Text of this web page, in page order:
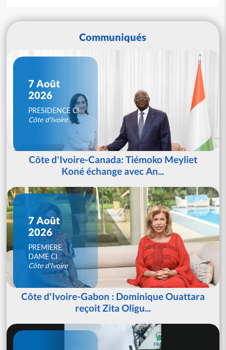
Communiqués
7 Août
2026
PRESIDENCE CI
Côte d'Ivoire
Côte d'Ivoire-Canada: Tiémoko Meyliet
Koné échange avec An...
7 Août
2026
PREMIERE
DAME CI
Côte d'Ivoire
Côte d'Ivoire-Gabon : Dominique Ouattara
reçoit Zita Oligu...